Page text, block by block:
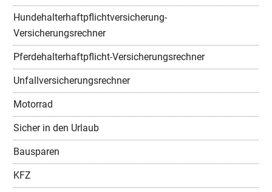
Hundehalterhaftpflichtversicherung-
Versicherungsrechner
Pferdehalterhaftpflicht-Versicherungsrechner
Unfallversicherungsrechner
Motorrad
Sicher in den Urlaub
Bausparen
KFZ